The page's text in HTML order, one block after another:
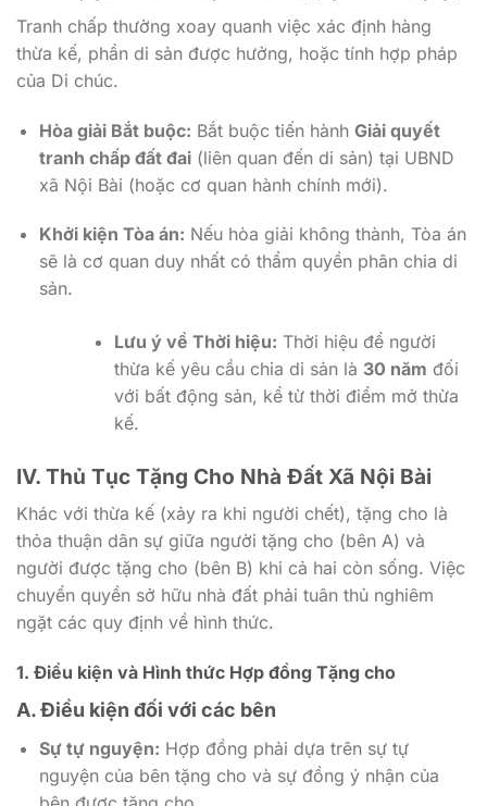
Tranh chấp thường xoay quanh việc xác định hàng
thừa kế, phần di sản được hưởng, hoặc tính hợp pháp
của Di chúc.
Hòa giải Bắt buộc: Bắt buộc tiến hành Giải quyết
tranh chấp đất đai(liên quan đến di sản) tại UBND
xã Nội Bài (hoặc cơ quan hành chính mới).
Khởi kiện Tòa án: Nếu hòa giải không thành, Tòa án
sẽ là cơ quan duy nhất có thẩm quyền phân chia di
sản.
Lưu ý về Thời hiệu: Thời hiệu để người
thừa kế yêu cầu chia di sản là 30 năm đối
với bất động sản, kể từ thời điểm mở thừa
kế.
IV. Thủ Tục Tặng Cho Nhà Đất Xã Nội Bài
Khác với thừa kế (xảy ra khi người chết), tặng cho là
thỏa thuận dân sự giữa người tặng cho (bên A) và
người được tặng cho (bên B) khi cả hai còn sống. Việc
chuyển quyền sở hữu nhà đất phải tuân thủ nghiêm
ngặt các quy định về hình thức.
1. Điều kiện và Hình thức Hợp đồng Tặng cho
A. Điều kiện đối với các bên
Sự tự nguyện: Hợp đồng phải dựa trên sự tự
nguyện của bên tặng cho và sự đồng ý nhận của